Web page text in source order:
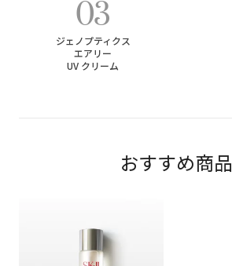
03
ジェノプティクス
エアリー
UV クリーム
おすすめ商品